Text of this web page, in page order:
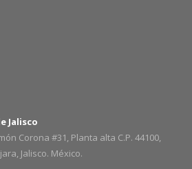
Jalisco
Corona #31, Planta alta C.P. 44100,
Jalisco. México.